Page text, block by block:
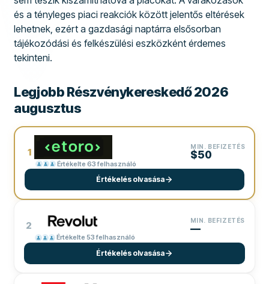
és a tényleges piaci reakciók között jelentős eltérések
lehetnek, ezért a gazdasági naptárra elsősorban
tájékozódási és felkészülési eszközként érdemes
tekinteni.
Legjobb Részvénykereskedő 2026
augusztus
1
Értékelte 63 felhasználó
MIN. BEFIZETÉS
$50
Értékelés olvasása
2
Értékelte 53 felhasználó
MIN. BEFIZETÉS
—
Értékelés olvasása